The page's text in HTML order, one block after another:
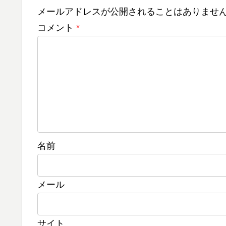
メールアドレスが公開されることはありませ
コメント *
名前
メール
サイト